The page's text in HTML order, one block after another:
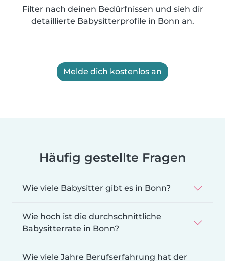
Filter nach deinen Bedürfnissen und sieh dir
detaillierte Babysitterprofile in Bonn an.
Melde dich kostenlos an
Häufig gestellte Fragen
Wie viele Babysitter gibt es in Bonn?
Wie hoch ist die durchschnittliche
Babysitterrate in Bonn?
Wie viele Jahre Berufserfahrung hat der